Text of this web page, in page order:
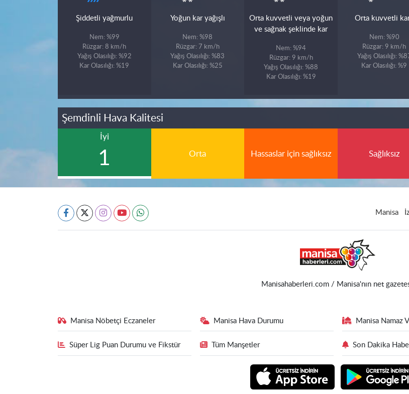
Şiddetli yağmurlu
Nem: %99
Rüzgar: 8 km/h
Yağış Olasılığı: %92
Kar Olasılığı: %19
Yoğun kar yağışlı
Nem: %98
Rüzgar: 7 km/h
Yağış Olasılığı: %83
Kar Olasılığı: %25
Orta kuvvetli veya yoğun
ve sağnak şeklinde kar
Nem: %94
Rüzgar: 9 km/h
Yağış Olasılığı: %88
Kar Olasılığı: %19
Orta kuvvetli
Nem: %90
Rüzgar: 9 km/h
Yağış Olasılığı:
Kar Olasılığı: %9
Şemdinli Hava Kalitesi
İyi
1 Orta Hassaslar için sağlıksız Sağlıksız
Manisa
Manisahaberleri.com / Manisa'nın net
Manisa Nöbetçi Eczaneler Manisa Hava Durumu Manisa Namaz
Süper Lig Puan Durumu ve Fikstür Tüm Manşetler Son Dakika